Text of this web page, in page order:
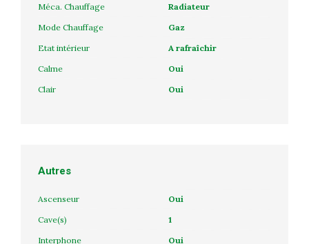
Méca. Chauffage
Radiateur
Mode Chauffage
Gaz
Etat intérieur
A rafraîchir
Calme
Oui
Clair
Oui
Autres
Ascenseur
Oui
Cave(s)
1
Interphone
Oui